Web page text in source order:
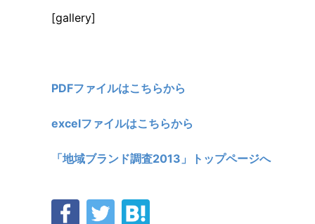
[gallery]
PDFファイルはこちらから
excelファイルはこちらから
「地域ブランド調査2013」トップページへ